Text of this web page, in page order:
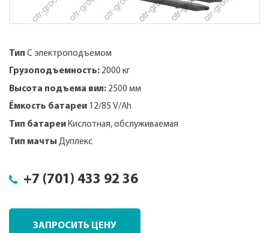
Тип С электроподъемом
Грузоподъемность: 2000 кг
Высота подъема вил: 2500 мм
Ёмкость батареи 12/85 V/Ah
Тип батареи Кислотная, обслуживаемая
Тип мачты Дуплекс
+7 (701) 433 92 36
ЗАПРОСИТЬ ЦЕНУ